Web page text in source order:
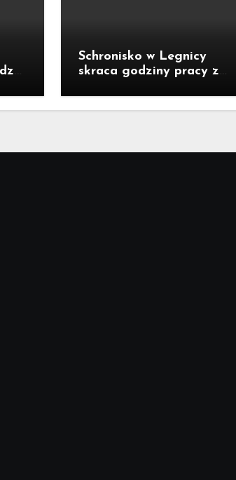
Schronisko w Legnicy
skraca godziny pracy z